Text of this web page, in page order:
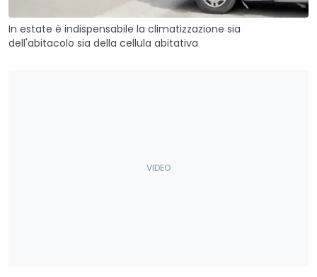
In estate è indispensabile la climatizzazione sia
dell'abitacolo sia della cellula abitativa